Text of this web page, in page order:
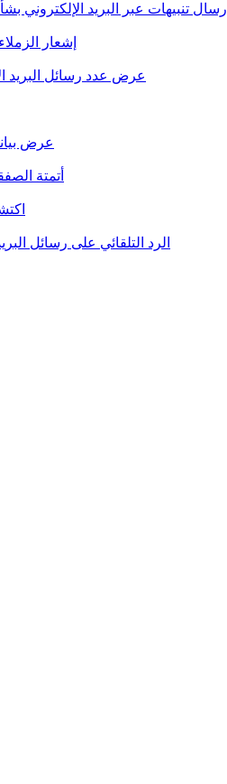
إرسال تنبيهات عبر البريد الإلكتروني
إشعار
عرض عدد رسائل البريد
عرض
أتمتة
الرد التلقائي على رسائل